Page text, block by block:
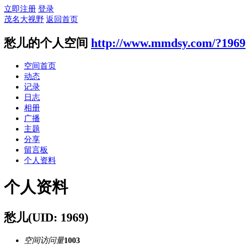
立即注册 登录
茂名大视野 返回首页
愁儿的个人空间 http://www.mmdsy.com/?1969
空间首页
动态
记录
日志
相册
广播
主题
分享
留言板
个人资料
个人资料
愁儿(UID: 1969)
空间访问量1003